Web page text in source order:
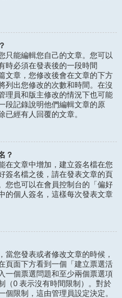
只能編輯您自己的文章。您可以
時必須在發表後的一段時間
文章，您修改後會在文章的下方
列出您修改的次數和時間。在沒
理員和版主修改的情況下也可能
段記錄說明他們編輯文章的原
已經有人回覆的文章。
？
在文章中增加，建立簽名檔在您
簽名檔之後，請在發表文章的頁
您也可以在會員控制台的「偏好
的個人簽名，這樣每次發表文章
當您發表或者修改文章的時候，
頁面下方看到一個「建立票選活
一個票選問題和至少兩個票選項
（0 表示沒有時間限制）。對於
限制，這由管理員設定決定。